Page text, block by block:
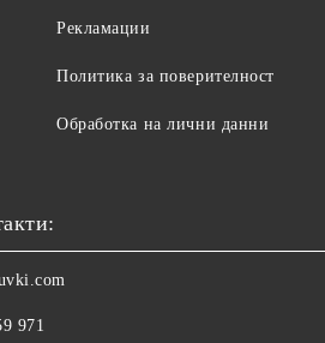
Рекламации
Политика за поверителност
Обработка на лични данни
971